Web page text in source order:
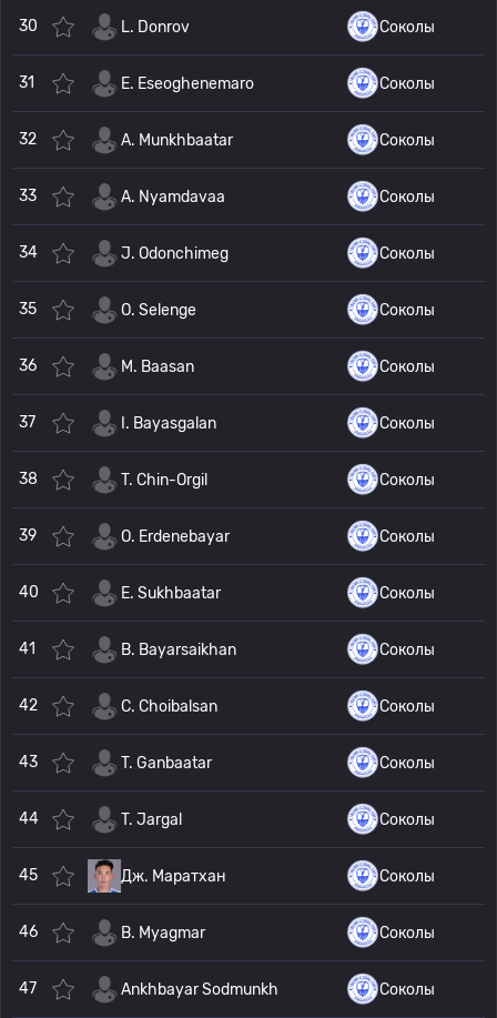
30 L. Donrov Соколы
31 E. Eseoghenemaro Соколы
32 A. Munkhbaatar Соколы
33 A. Nyamdavaa Соколы
34 J. Odonchimeg Соколы
35 O. Selenge Соколы
36 M. Baasan Соколы
37 I. Bayasgalan Соколы
38 T. Chin-Orgil Соколы
39 O. Erdenebayar Соколы
40 E. Sukhbaatar Соколы
41 B. Bayarsaikhan Соколы
42 C. Choibalsan Соколы
43 T. Ganbaatar Соколы
44 T. Jargal Соколы
45 Дж. Маратхан Соколы
46 B. Myagmar Соколы
47 Ankhbayar Sodmunkh Соколы